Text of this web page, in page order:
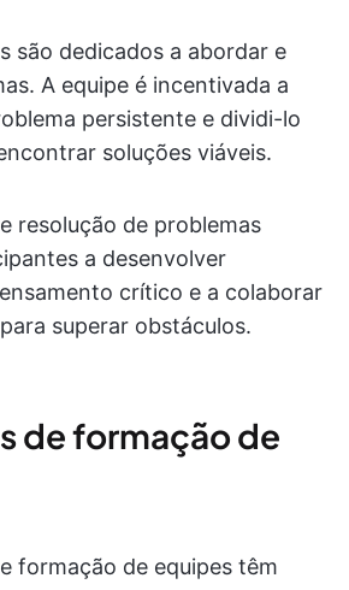
são dedicados a abordar e
A equipe é incentivada a
persistente e dividi-lo
soluções viáveis.
resolução de problemas
a desenvolver
crítico e a colaborar
superar obstáculos.
de formação de
formação de equipes têm